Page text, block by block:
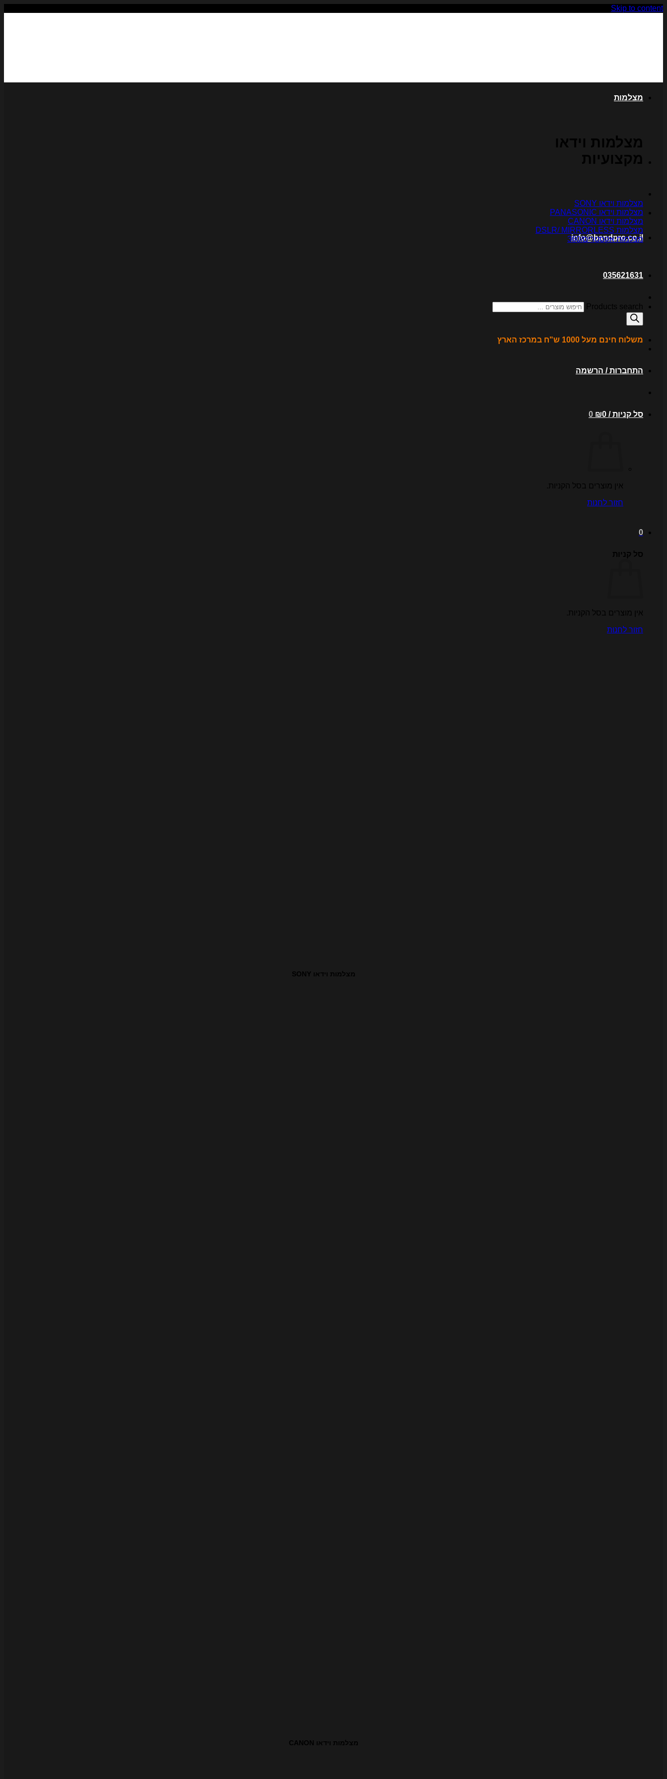
Skip to content
info@bandpro.co.il
035621631
Products search
משלוח חינם מעל 1000 ש"ח במרכז הארץ
התחברות / הרשמה
סל קניות / ₪0
0
אין מוצרים בסל הקניות.
חזור לחנות
0
סל קניות
אין מוצרים בסל הקניות.
חזור לחנות
מצלמות
מצלמות וידאו
מקצועיות
מצלמות וידאו SONY
מצלמות וידאו PANASONIC
מצלמות וידאו CANON
מצלמות DSLR/ MIRRORLESS
מצלמות אקסטרים/360
מצלמות וידאו SONY
מצלמות וידאו CANON